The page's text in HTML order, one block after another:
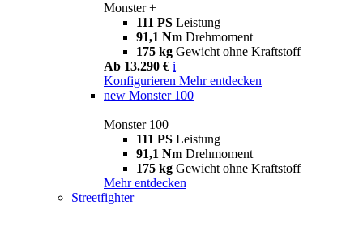
Monster +
111 PS Leistung
91,1 Nm Drehmoment
175 kg Gewicht ohne Kraftstoff
Ab 13.290 € i
Konfigurieren Mehr entdecken
new Monster 100
Monster 100
111 PS Leistung
91,1 Nm Drehmoment
175 kg Gewicht ohne Kraftstoff
Mehr entdecken
Streetfighter